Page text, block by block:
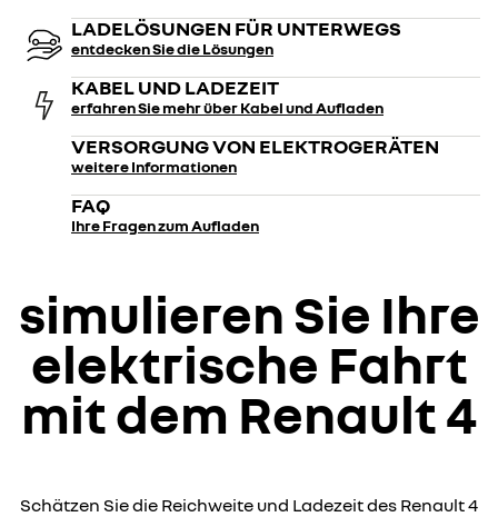
LADELÖSUNGEN FÜR UNTERWEGS
entdecken Sie die Lösungen
KABEL UND LADEZEIT
erfahren Sie mehr über Kabel und Aufladen
VERSORGUNG VON ELEKTROGERÄTEN
weitere Informationen
FAQ
Ihre Fragen zum Aufladen
simulieren Sie Ihre
elektrische Fahrt
mit dem Renault 4
Schätzen Sie die Reichweite und Ladezeit des Renault 4